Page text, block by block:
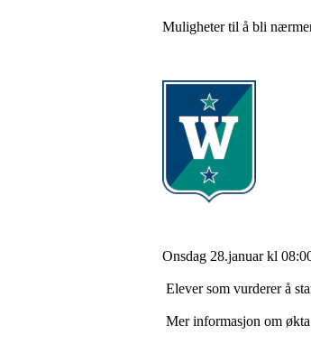
Muligheter til å bli
Onsdag 28.januar kl
Elever som vurderer å
Mer informasjon om